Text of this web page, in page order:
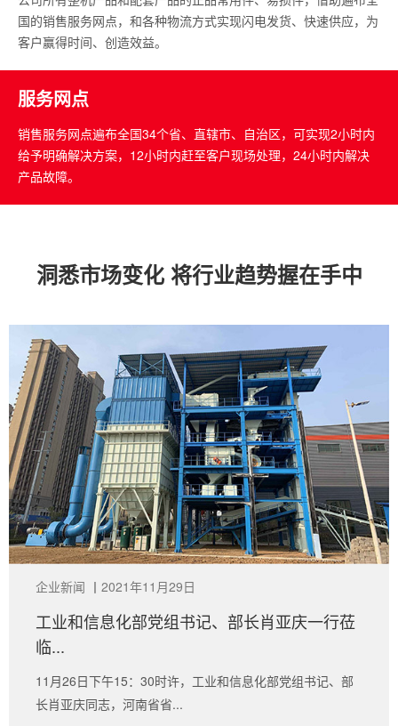
国的销售服务网点，和各种物流方式实现闪电发货、快速供应，为
客户赢得时间、创造效益。
服务网点
销售服务网点遍布全国34个省、直辖市、自治区，可实现2小时内
给予明确解决方案，12小时内赶至客户现场处理，24小时内解决
产品故障。
洞悉市场变化 将行业趋势握在手中
企业新闻 丨 2021年11月29日
工业和信息化部党组书记、部长肖亚庆一行莅
临...
11月26日下午15：30时许，工业和信息化部党组书记、部
长肖亚庆同志，河南省省...